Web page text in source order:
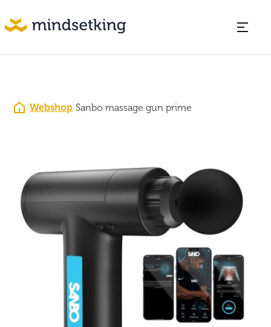
/Webshop/Sanbo massage gun prime